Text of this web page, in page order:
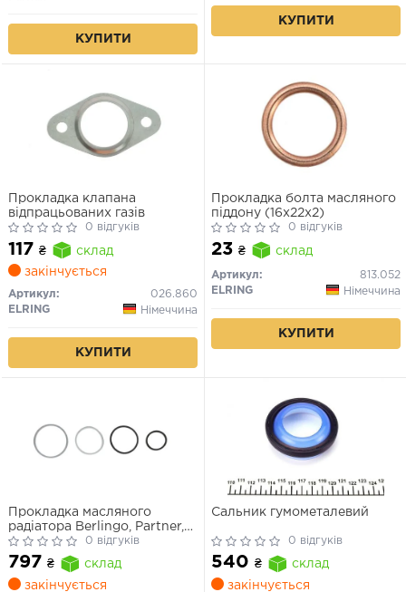
КУПИТИ
КУПИТИ
Прокладка клапана
відпрацьованих газів
0 відгуків
117 ₴
склад
закінчується
Артикул:
026.860
ELRING
Німеччина
КУПИТИ
Прокладка болта масляного
піддону (16x22x2)
0 відгуків
23 ₴ склад
Артикул:
813.052
ELRING
Німеччина
КУПИТИ
Прокладка масляного
радіатора Berlingo, Partner,
Nemo 1.4/1.6 HDi (комплект)
0 відгуків
797 ₴
склад
закінчується
Сальник гумометалевий
0 відгуків
540 ₴
склад
закінчується